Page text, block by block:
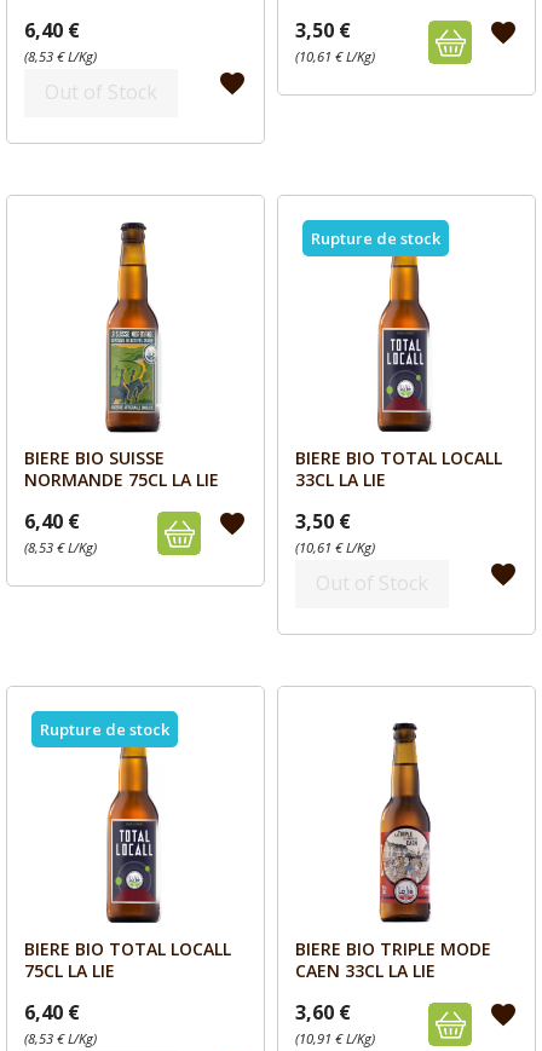
6,40 €
(8,53 € L/Kg)
Out of Stock favorite
3,50 €
(10,61 € L/Kg)
favorite
Aperçu
BIERE BIO SUISSE
NORMANDE 75CL LA LIE
6,40 €
(8,53 € L/Kg)
favorite
Aperçu
BIERE BIO TOTAL LOCALL
33CL LA LIE
3,50 €
(10,61 € L/Kg)
Out of Stock favorite
Rupture de stock
Aperçu
BIERE BIO TOTAL LOCALL
75CL LA LIE
6,40 €
(8,53 € L/Kg)
Rupture de stock
Aperçu
BIERE BIO TRIPLE MODE
CAEN 33CL LA LIE
3,60 €
(10,91 € L/Kg)
favorite